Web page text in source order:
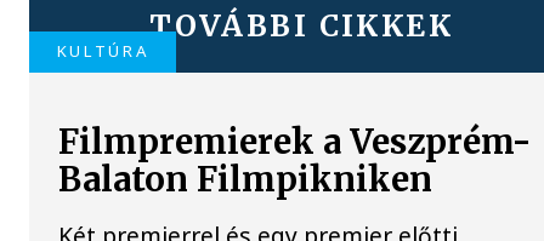
TOVÁBBI CIKKEK
KULTÚRA
Filmpremierek a Veszprém-
Balaton Filmpikniken